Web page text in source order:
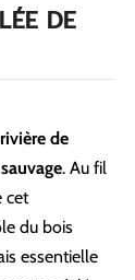
DE
de
. Au fil
cet
du bois
essentielle